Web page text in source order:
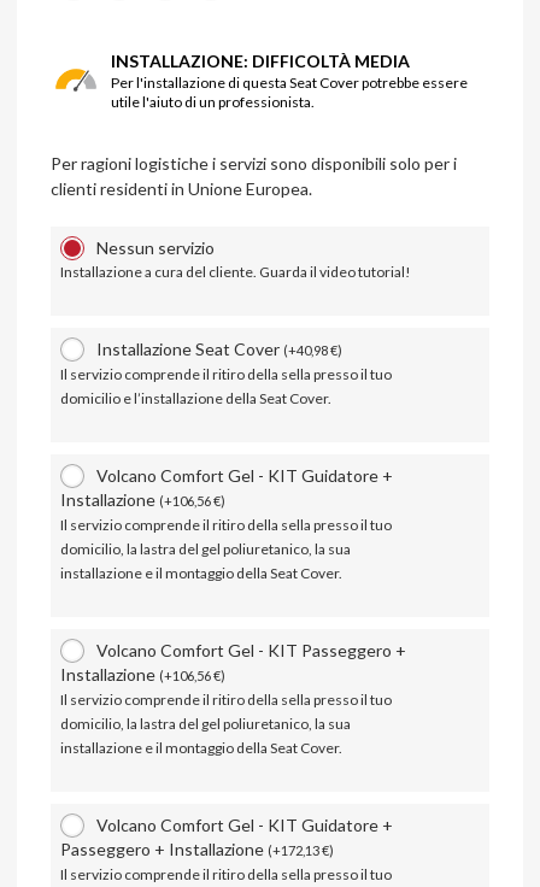
INSTALLAZIONE: DIFFICOLTÀ MEDIA
Per l'installazione di questa Seat Cover potrebbe essere
utile l'aiuto di un professionista.
Per ragioni logistiche i servizi sono disponibili solo per i
clienti residenti in Unione Europea.
Nessun servizio
Installazione a cura del cliente. Guarda il video tutorial!
Installazione Seat Cover (+40,98€)
Il servizio comprende il ritiro della sella presso il tuo
domicilio e l’installazione della Seat Cover.
Volcano Comfort Gel - KIT Guidatore +
Installazione (+106,56€)
Il servizio comprende il ritiro della sella presso il tuo
domicilio, la lastra del gel poliuretanico, la sua
installazione e il montaggio della Seat Cover.
Volcano Comfort Gel - KIT Passeggero +
Installazione (+106,56€)
Il servizio comprende il ritiro della sella presso il tuo
domicilio, la lastra del gel poliuretanico, la sua
installazione e il montaggio della Seat Cover.
Volcano Comfort Gel - KIT Guidatore +
Passeggero + Installazione (+172,13€)
Il servizio comprende il ritiro della sella presso il tuo